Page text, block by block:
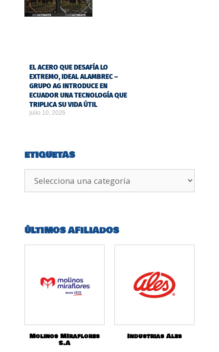
EL ACERO QUE DESAFÍA LO
EXTREMO, IDEAL ALAMBREC –
GRUPO AG INTRODUCE EN
ECUADOR UNA TECNOLOGÍA QUE
TRIPLICA SU VIDA ÚTIL
julio 10, 2026
ETIQUETAS
ÚLTIMOS AFILIADOS
Molinos MIraflores
S.A
Industrias Ales